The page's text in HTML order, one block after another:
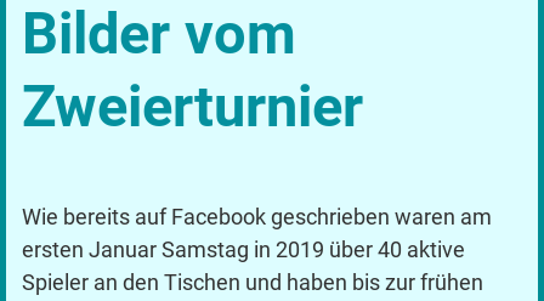
Bilder vom
Zweierturnier
Wie bereits auf Facebook geschrieben waren am
ersten Januar Samstag in 2019 über 40 aktive
Spieler an den Tischen und haben bis zur frühen